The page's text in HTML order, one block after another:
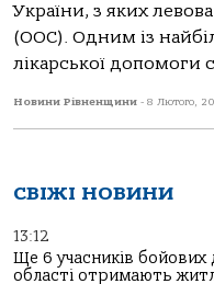
України, з яких
(ООС). Одним із
лікарської допомоги
Новини Рівненщини - 8 Лютого,
СВІЖІ НОВИНИ
13:12
Ще 6 учасників бойових
області отримають